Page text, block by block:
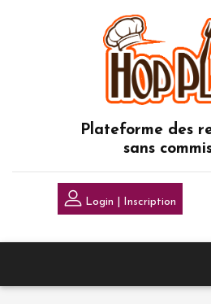
Plateforme des
sans
Login | Inscription